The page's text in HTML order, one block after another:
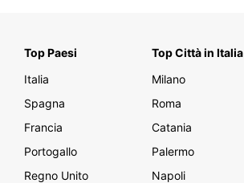
Top Paesi
Italia
Spagna
Francia
Portogallo
Regno Unito
Top Città in Italia
Milano
Roma
Catania
Palermo
Napoli